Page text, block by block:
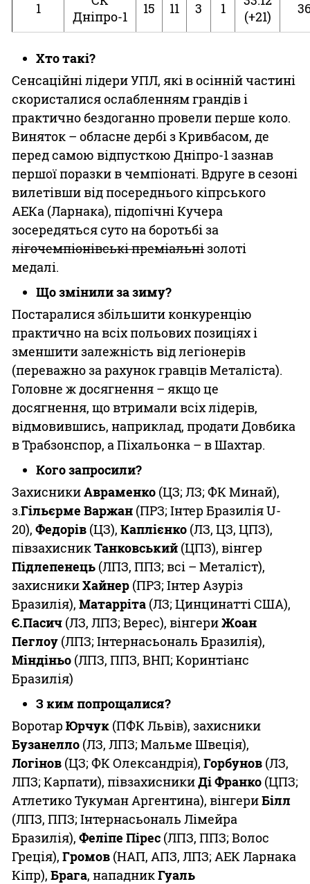
1
Дніпро-1
15 11 3 1
(+21)
Хто такі?
Сенсаційні лідери УПЛ, які в осінній частині
скористалися ослабленням грандів і
практично бездоганно провели перше коло.
Виняток – обласне дербі з Кривбасом, де
перед самою відпусткою Дніпро-1 зазнав
першої поразки в чемпіонаті. Вдруге в сезоні
вилетівши від посереднього кіпрського
АЕКа (Ларнака), підопічні Кучера
зосередяться суто на боротьбі за
лігочемпіонівські преміальнізолоті
медалі.
Що змінили за зиму?
Постаралися збільшити конкуренцію
практично на всіх польових позиціях і
зменшити залежність від легіонерів
(переважно за рахунок гравців Металіста).
Головне ж досягнення – якщо це
досягнення, що втримали всіх лідерів,
відмовившись, наприклад, продати Довбика
в Трабзонспор, а Піхальонка – в Шахтар.
Кого запросили?
ЗахисникиАвраменко (ЦЗ; ЛЗ; ФК Минай),
з.Гільєрме Варжан (ПРЗ; Інтер Бразилія U-
20), Федорів (ЦЗ), Каплієнко (ЛЗ, ЦЗ, ЦПЗ),
півзахисникТанковський (ЦПЗ), вінгер
Підлепенець (ЛПЗ, ППЗ; всі – Металіст),
захисникиХайнер (ПРЗ; Інтер Азуріз
Бразилія), Матарріта (ЛЗ; Цинцинатті США),
Є.Пасич (ЛЗ, ЛПЗ; Верес), вінгериЖоан
Пеглоу (ЛПЗ; Інтернасьональ Бразилія),
Міндіньо (ЛПЗ, ППЗ, ВНП; Коринтіанс
Бразилія)
З ким попрощалися?
Воротар Юрчук (ПФК Львів), захисники
Бузанелло (ЛЗ, ЛПЗ; Мальме Швеція),
Логінов (ЦЗ; ФК Олександрія), Горбунов (ЛЗ,
ЛПЗ; Карпати), півзахисникиДі Франко (ЦПЗ;
Атлетико Тукуман Аргентина), вінгериБілл
(ЛПЗ, ППЗ; Інтернасьональ Лімейра
Бразилія), Феліпе Пірес (ЛПЗ, ППЗ; Волос
Греція), Громов (НАП, АПЗ, ЛПЗ; АЕК Ларнака
Кіпр), Брага, нападникГуаль